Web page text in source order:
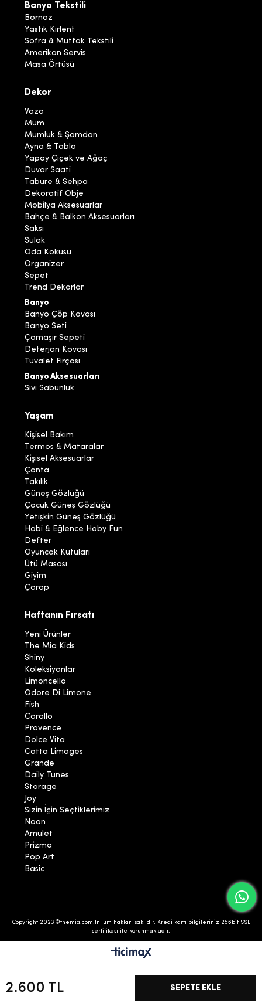
Banyo Tekstili
Bornoz
Yastık Kırlent
Sofra & Mutfak Tekstili
Amerikan Servis
Masa Örtüsü
Dekor
Vazo
Mum
Mumluk & Şamdan
Ayna & Tablo
Yapay Çiçek ve Ağaç
Duvar Saati
Tabure & Sehpa
Dekoratif Obje
Mobilya Aksesuarlar
Bahçe & Balkon Aksesuarları
Saksı
Sulak
Oda Kokusu
Organizer
Sepet
Trend Dekorlar
Banyo
Banyo Çöp Kovası
Banyo Seti
Çamaşır Sepeti
Deterjan Kovası
Tuvalet Fırçası
Banyo Aksesuarları
Sıvı Sabunluk
Yaşam
Kişisel Bakım
Termos & Mataralar
Kişisel Aksesuarlar
Çanta
Takılık
Güneş Gözlüğü
Çocuk Güneş Gözlüğü
Yetişkin Güneş Gözlüğü
Hobi & Eğlence Hoby Fun
Defter
Oyuncak Kutuları
Ütü Masası
Giyim
Çorap
Haftanın Fırsatı
Yeni Ürünler
The Mia Kids
Shiny
Koleksiyonlar
Limoncello
Odore Di Limone
Fish
Corallo
Provence
Dolce Vita
Cotta Limoges
Grande
Daily Tunes
Storage
Joy
Sizin İçin Seçtiklerimiz
Noon
Amulet
Prizma
Pop Art
Basic
Copyright 2023 ©themia.com.tr Tüm hakları saklıdır. Kredi kartı bilgileriniz 256bit SSL
sertifikası ile korunmaktadır.
2.600 TL